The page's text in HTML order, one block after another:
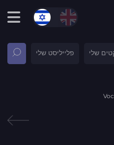
שלי פלייליסט שלי